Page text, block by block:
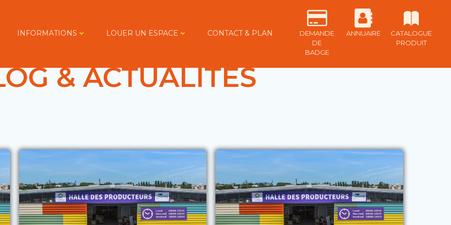
INFORMATIONS LOUER UN ESPACE CONTACT & PLAN
DEMANDE
DE
BADGE
ANNUAIRE
CATALOGUE
PRODUIT
& ACTUALITÉS